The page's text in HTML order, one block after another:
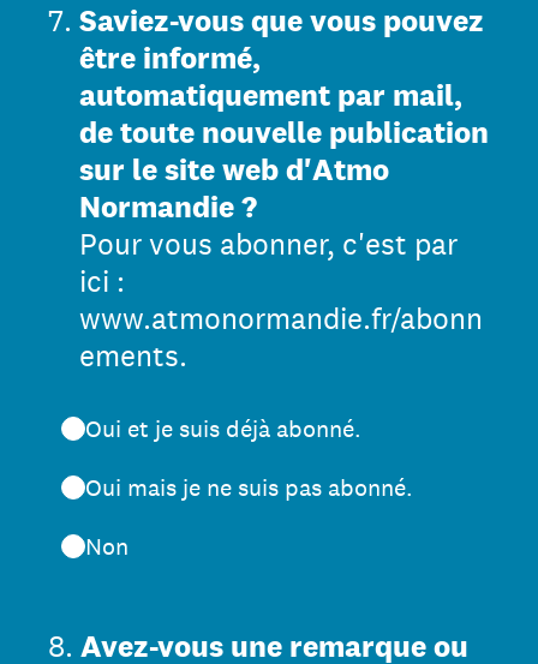
7. Saviez-vous que vous pouvez
être informé,
automatiquement par mail,
de toute nouvelle publication
sur le site web d'Atmo
Normandie ?
Pour vous abonner, c'est par
ici :
www.atmonormandie.fr/abonn
ements.
Oui et je suis déjà abonné.
Oui mais je ne suis pas abonné.
Non
8. Avez-vous une remarque ou